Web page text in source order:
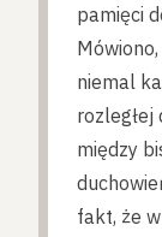
pamięci
niemal
rozległej
między
fakt, że